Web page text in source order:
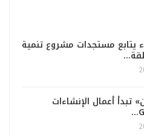
يتابع مستجدات مشروع تنمية
تبدأ أعمال الإنشاءات